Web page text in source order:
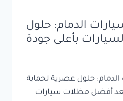
الدمام: حلول
بأعلى جودة
حلول عصرية لحماية
تُعد أفضل مظلات سيارات